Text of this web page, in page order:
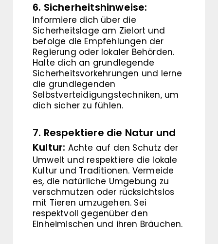
6. Sicherheitshinweise:
Informiere dich über die
Sicherheitslage am Zielort und
befolge die Empfehlungen der
Regierung oder lokaler Behörden.
Halte dich an grundlegende
Sicherheitsvorkehrungen und lerne
die grundlegenden
Selbstverteidigungstechniken, um
dich sicher zu fühlen.
7. Respektiere die Natur und
Kultur: Achte auf den Schutz der
Umwelt und respektiere die lokale
Kultur und Traditionen. Vermeide
es, die natürliche Umgebung zu
verschmutzen oder rücksichtslos
mit Tieren umzugehen. Sei
respektvoll gegenüber den
Einheimischen und ihren Bräuchen.